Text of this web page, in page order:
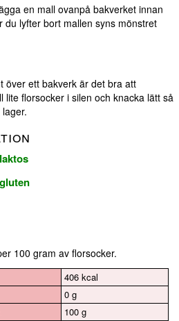
en mall ovanpå bakverket innan
du lyfter bort mallen syns mönstret
över ett bakverk är det bra att
lite florsocker i silen och knacka lätt så
100 gram av florsocker.
406 kcal
0 g
100 g